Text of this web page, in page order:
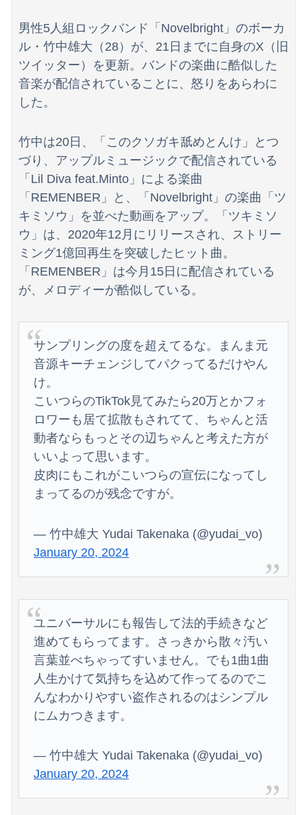
【これは重い】江口寿史さん「自分の絵ごと、このジャンルはそろそろ終わりかな」
【超画像】本田望結の妹、本田望結より実ってしまう・・・
男性5人組ロックバンド「Novelbright」のボーカ
ル・竹中雄大（28）が、21日までに自身のX（旧
ツイッター）を更新。バンドの楽曲に酷似した
音楽が配信されていることに、怒りをあらわに
した。
竹中は20日、「このクソガキ舐めとんけ」とつ
づり、アップルミュージックで配信されている
「Lil Diva feat.Minto」による楽曲
「REMENBER」と、「Novelbright」の楽曲「ツ
キミソウ」を並べた動画をアップ。「ツキミソ
ウ」は、2020年12月にリリースされ、ストリー
ミング1億回再生を突破したヒット曲。
「REMENBER」は今月15日に配信されている
が、メロディーが酷似している。
サンプリングの度を超えてるな。まんま元
音源キーチェンジしてパクってるだけやん
け。
こいつらのTikTok見てみたら20万とかフォ
ロワーも居て拡散もされてて、ちゃんと活
動者ならもっとその辺ちゃんと考えた方が
いいよって思います。
皮肉にもこれがこいつらの宣伝になってし
まってるのが残念ですが。
— 竹中雄大 Yudai Takenaka (@yudai_vo)
January 20, 2024
ユニバーサルにも報告して法的手続きなど
進めてもらってます。さっきから散々汚い
言葉並べちゃってすいません。でも1曲1曲
人生かけて気持ちを込めて作ってるのでこ
んなわかりやすい盗作されるのはシンプル
にムカつきます。
— 竹中雄大 Yudai Takenaka (@yudai_vo)
January 20, 2024